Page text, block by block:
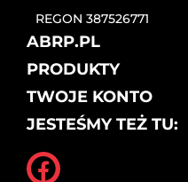
REGON 387526771
ABRP.PL
PRODUKTY
TWOJE KONTO
JESTEŚMY TEŻ TU: